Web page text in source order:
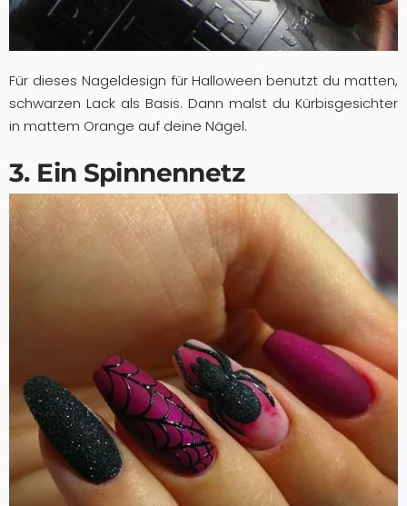
Für dieses Nageldesign für Halloween benutzt du matten,
schwarzen Lack als Basis. Dann malst du Kürbisgesichter
in mattem Orange auf deine Nägel.
3. Ein Spinnennetz